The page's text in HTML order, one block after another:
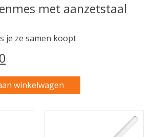
met aanzetstaal
je ze samen koopt
winkelwagen
producten